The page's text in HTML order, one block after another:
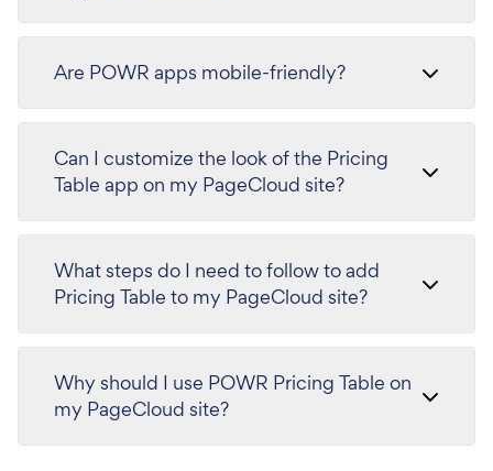
Are POWR apps mobile-friendly?
Can I customize the look of the Pricing
Table app on my PageCloud site?
What steps do I need to follow to add
Pricing Table to my PageCloud site?
Why should I use POWR Pricing Table on
my PageCloud site?